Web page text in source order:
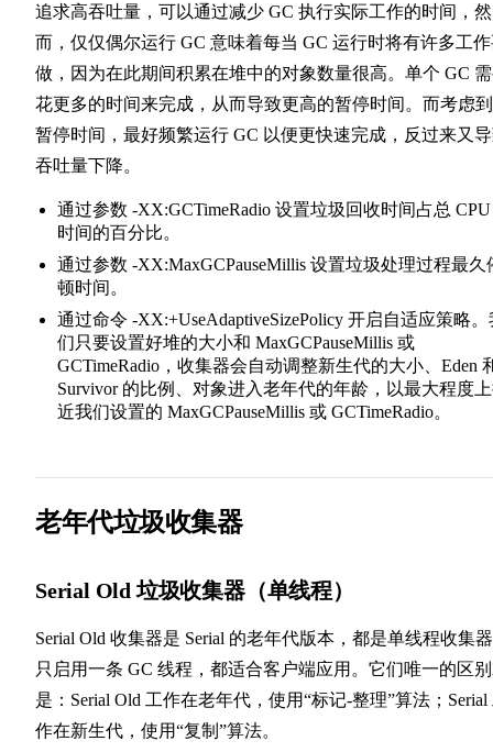
追求高吞吐量，可以通过减少 GC 执行实际工作的时间，然
而，仅仅偶尔运行 GC 意味着每当 GC 运行时将有许多工
做，因为在此期间积累在堆中的对象数量很高。单个 GC
花更多的时间来完成，从而导致更高的暂停时间。而考虑
暂停时间，最好频繁运行 GC 以便更快速完成，反过来又
吞吐量下降。
通过参数 -XX:GCTimeRadio 设置垃圾回收时间占总 CPU
时间的百分比。
通过参数 -XX:MaxGCPauseMillis 设置垃圾处理过程最久
顿时间。
通过命令 -XX:+UseAdaptiveSizePolicy 开启自适应策略。
们只要设置好堆的大小和 MaxGCPauseMillis 或
GCTimeRadio，收集器会自动调整新生代的大小、Eden
Survivor 的比例、对象进入老年代的年龄，以最大程度
近我们设置的 MaxGCPauseMillis 或 GCTimeRadio。
老年代垃圾收集器
Serial Old 垃圾收集器（单线程）
Serial Old 收集器是 Serial 的老年代版本，都是单线程收集
只启用一条 GC 线程，都适合客户端应用。它们唯一的区
是：Serial Old 工作在老年代，使用“标记-整理”算法；Serial
作在新生代，使用“复制”算法。